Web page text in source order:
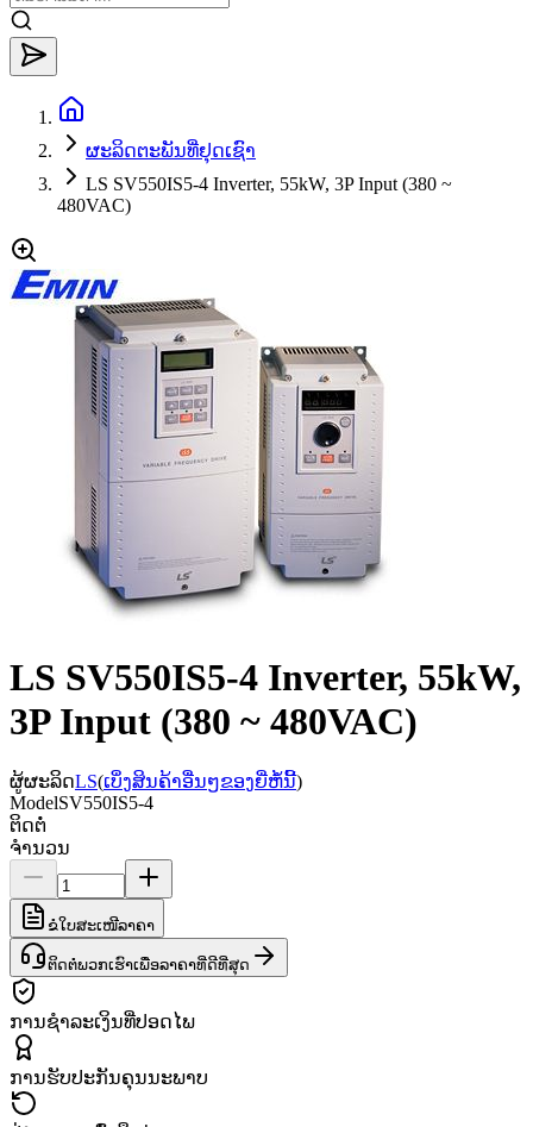
ຜະລິດຕະພັນທີ່ຢຸດເຊົາ
LS SV550IS5-4 Inverter, 55kW, 3P Input (380 ~
480VAC)
LS SV550IS5-4 Inverter, 55kW,
3P Input (380 ~ 480VAC)
ຜູ້ຜະລິດLS(ເບິ່ງສິນຄ້າອື່ນໆຂອງຍີ່ຫໍ້ນີ້)
ModelSV550IS5-4
ຕິດຕໍ່
ຈຳນວນ
ຂໍໃບສະເໜີລາຄາ
ຕິດຕໍ່ພວກເຮົາເພື່ອລາຄາທີ່ດີທີ່ສຸດ
ການຊຳລະເງິນທີ່ປອດໄພ
ການຮັບປະກັນຄຸນນະພາບ